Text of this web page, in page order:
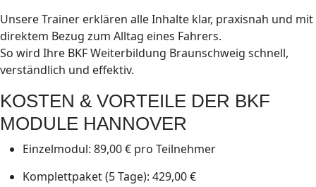
Unsere Trainer erklären alle Inhalte klar, praxisnah und mit
direktem Bezug zum Alltag eines Fahrers.
So wird Ihre BKF Weiterbildung Braunschweig schnell,
verständlich und effektiv.
KOSTEN & VORTEILE DER BKF
MODULE HANNOVER
Einzelmodul: 89,00 € pro Teilnehmer
Komplettpaket (5 Tage): 429,00 €